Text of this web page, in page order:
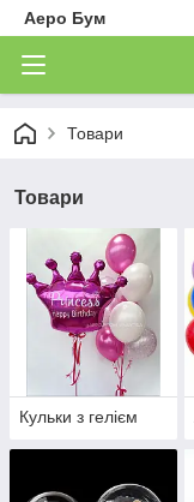
Аеро Бум
Товари
Товари
Кульки з гелієм